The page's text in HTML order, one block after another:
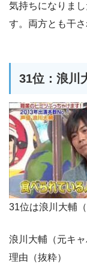
気持ちになりま
す。両方とも干
31位：浪川
31位は浪川大輔（
浪川大輔（元キ
理由（抜粋）